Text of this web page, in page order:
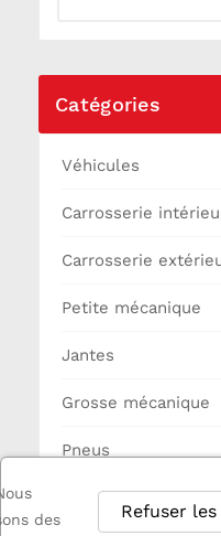
Catégories
Véhicules
Carrosserie
Carrosserie
Petite mécanique
Jantes
Grosse mécanique
Pneus
Partie Cycle
des
Refuser